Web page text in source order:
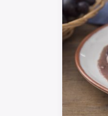
Dernieres recettes